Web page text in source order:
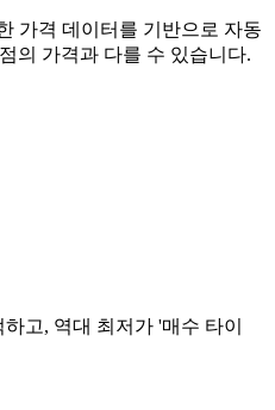
가격 데이터를 기반으로 자동
의 가격과 다를 수 있습니다.
고, 역대 최저가 '매수 타이